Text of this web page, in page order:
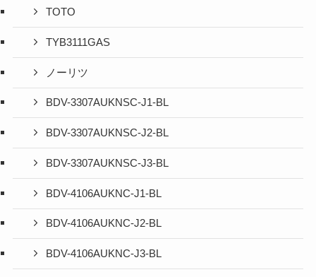
TOTO
TYB3111GAS
ノーリツ
BDV-3307AUKNSC-J1-BL
BDV-3307AUKNSC-J2-BL
BDV-3307AUKNSC-J3-BL
BDV-4106AUKNC-J1-BL
BDV-4106AUKNC-J2-BL
BDV-4106AUKNC-J3-BL